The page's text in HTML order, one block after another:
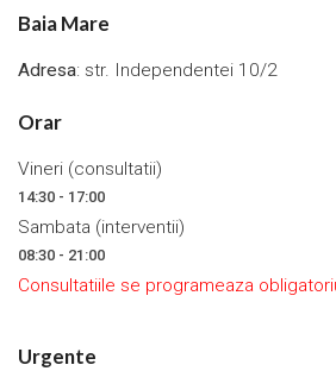
Baia Mare
Adresa: str. Independentei 10/2
Orar
Vineri (consultatii)
14:30 - 17:00
Sambata (interventii)
08:30 - 21:00
Consultatiile se programeaza
Urgente